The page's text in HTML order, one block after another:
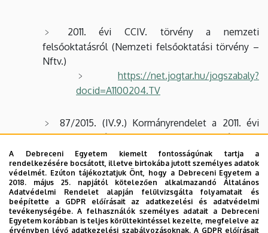
2011. évi CCIV. törvény a nemzeti
felsőoktatásról (Nemzeti felsőoktatási törvény –
Nftv.)
https://net.jogtar.hu/jogszabaly?
docid=A1100204.TV
87/2015. (IV.9.) Kormányrendelet a 2011. évi
CCIV. törvény egyes rendelkezéseinek
végrehajtásáról
https://net.jogtar.hu/jogszabaly?
docid=A1500087.KOR
248/2012. (VIII.31.) Kormányrendelet a 2011. évi
CCIV. törvény egyes
A Debreceni Egyetem kiemelt fontosságúnak tartja a
rendelkezésére bocsátott, illetve birtokába jutott személyes adatok
védelmét. Ezúton tájékoztatjuk Önt, hogy a Debreceni Egyetem a
2018. május 25. napjától kötelezően alkalmazandó Általános
Adatvédelmi Rendelet alapján felülvizsgálta folyamatait és
beépítette a GDPR előírásait az adatkezelési és adatvédelmi
tevékenységébe. A felhasználók személyes adatait a Debreceni
Egyetem korábban is teljes körültekintéssel kezelte, megfelelve az
érvényben lévő adatkezelési szabályozásoknak. A GDPR előírásait